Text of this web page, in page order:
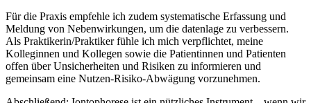
Für die Praxis empfehle ​ich ⁢zudem systematische Erfassung und ​
Meldung ⁤von⁣ Nebenwirkungen, um die ⁢datenlage​ zu verbessern.
Als Praktikerin/Praktiker fühle‍ ich mich verpflichtet, meine
Kolleginnen und Kollegen ⁣sowie die‌ Patientinnen und Patienten
offen über Unsicherheiten und​ Risiken zu informieren und
gemeinsam eine Nutzen‑Risiko‑Abwägung vorzunehmen.